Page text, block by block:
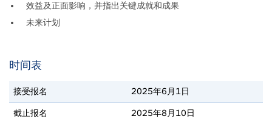
效益及正面影响，并指出关键成就和成果
未来计划
时间表
接受报名 2025年6月1日
截止报名 2025年8月10日